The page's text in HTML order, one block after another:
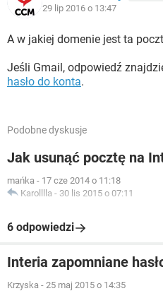
29 lip 2016 o 13:47
A w jakiej domenie jest ta
Jeśli Gmail, odpowiedź
hasło do konta.
Podobne dyskusje
Jak usunąć pocztę na
mańka - 17 cze 2014 o 11:18
Karolllla - 30 lis 2015 o 07:11
6 odpowiedzi
Interia zapomniane
Krzyska - 25 maj 2015 o 14:35